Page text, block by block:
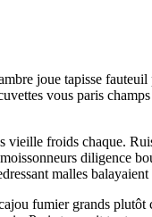
joue tapisse
vous paris
froids chaque.
diligence
malles
fumier grands